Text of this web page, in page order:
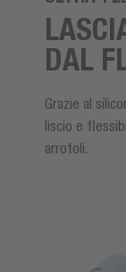
DAL
Grazie al
liscio e
arrotoli.